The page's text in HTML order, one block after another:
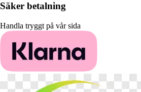
Säker betalning
Handla tryggt på vår sida